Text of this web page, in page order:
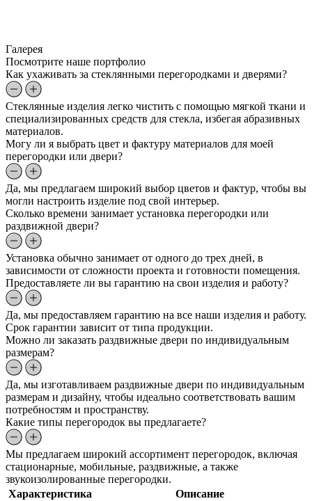
Галерея
Посмотрите наше портфолио
Как ухаживать за стеклянными перегородками и дверями?
Стеклянные изделия легко чистить с помощью мягкой ткани и
специализированных средств для стекла, избегая абразивных
материалов.
Могу ли я выбрать цвет и фактуру материалов для моей
перегородки или двери?
Да, мы предлагаем широкий выбор цветов и фактур, чтобы вы
могли настроить изделие под свой интерьер.
Сколько времени занимает установка перегородки или
раздвижной двери?
Установка обычно занимает от одного до трех дней, в
зависимости от сложности проекта и готовности помещения.
Предоставляете ли вы гарантию на свои изделия и работу?
Да, мы предоставляем гарантию на все наши изделия и работу.
Срок гарантии зависит от типа продукции.
Можно ли заказать раздвижные двери по индивидуальным
размерам?
Да, мы изготавливаем раздвижные двери по индивидуальным
размерам и дизайну, чтобы идеально соответствовать вашим
потребностям и пространству.
Какие типы перегородок вы предлагаете?
Мы предлагаем широкий ассортимент перегородок, включая
стационарные, мобильные, раздвижные, а также
звукоизолированные перегородки.
Характеристика
Описание